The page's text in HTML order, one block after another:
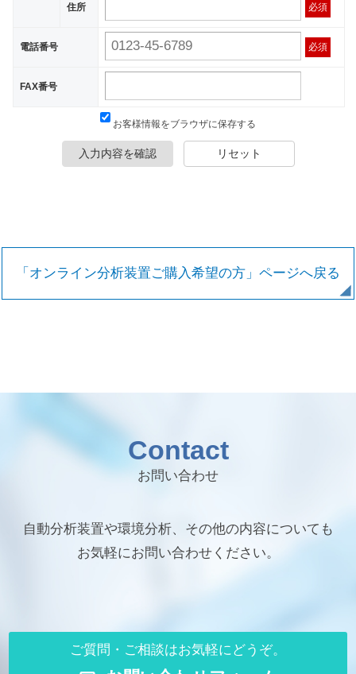
住所 必須
電話番号 必須
FAX番号
お客様情報をブラウザに保存する
入力内容を確認 リセット
「オンライン分析装置ご購入希望の方」ページへ戻る
Contact
お問い合わせ
自動分析装置や環境分析、その他の内容についても
お気軽にお問い合わせください。
ご質問・ご相談はお気軽にどうぞ。